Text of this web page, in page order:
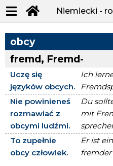
Niemiecki -
obcy
fremd, Fremd-
Uczę się
języków obcych.
Ich
Nie powinieneś
rozmawiać z
obcymi ludźmi.
Du
mit
To zupełnie
obcy człowiek.
Er ist
fremder